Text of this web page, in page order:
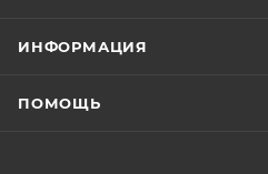
ИНФОРМАЦИЯ
ПОМОЩЬ